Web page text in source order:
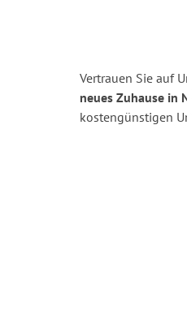
Vertrauen Sie auf
neues Zuhause in
kostengünstigen